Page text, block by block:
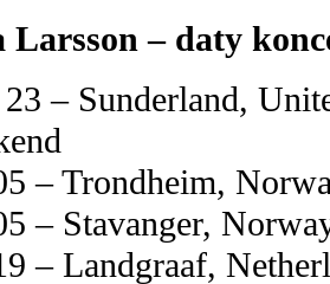
Larsson – daty
– Sunderland,
– Trondheim,
– Stavanger,
– Landgraaf,